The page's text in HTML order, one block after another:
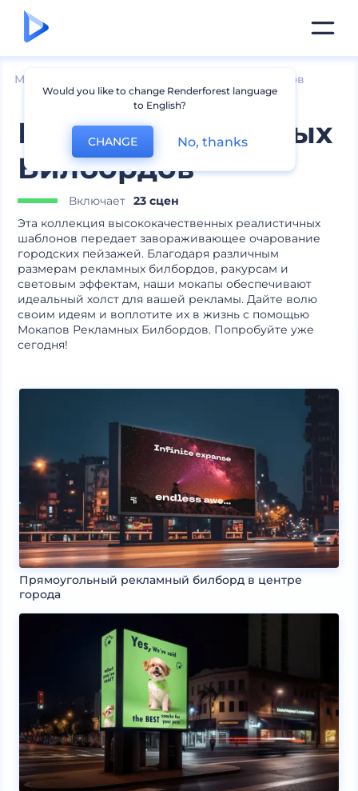
Мокапы Мокапы афиш и баннеров
Мокапы Рекламных
Билбордов
Включает 23 сцен
Эта коллекция высококачественных реалистичных
шаблонов передает завораживающее очарование
городских пейзажей. Благодаря различным
размерам рекламных билбордов, ракурсам и
световым эффектам, наши мокапы обеспечивают
идеальный холст для вашей рекламы. Дайте волю
своим идеям и воплотите их в жизнь с помощью
Мокапов Рекламных Билбордов. Попробуйте уже
сегодня!
Прямоугольный рекламный билборд в центре
города
Would you like to change Renderforest language
to English?
CHANGE No, thanks